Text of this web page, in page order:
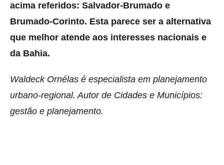
acima referidos: Salvador-Brumado e
Brumado-Corinto. Esta parece ser a alternativa
que melhor atende aos interesses nacionais e
da Bahia.
Waldeck Ornélas é especialista em planejamento
urbano-regional. Autor de Cidades e Municípios:
gestão e planejamento.